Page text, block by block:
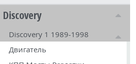
Discovery
Discovery 1 1989-1998
Двигатель